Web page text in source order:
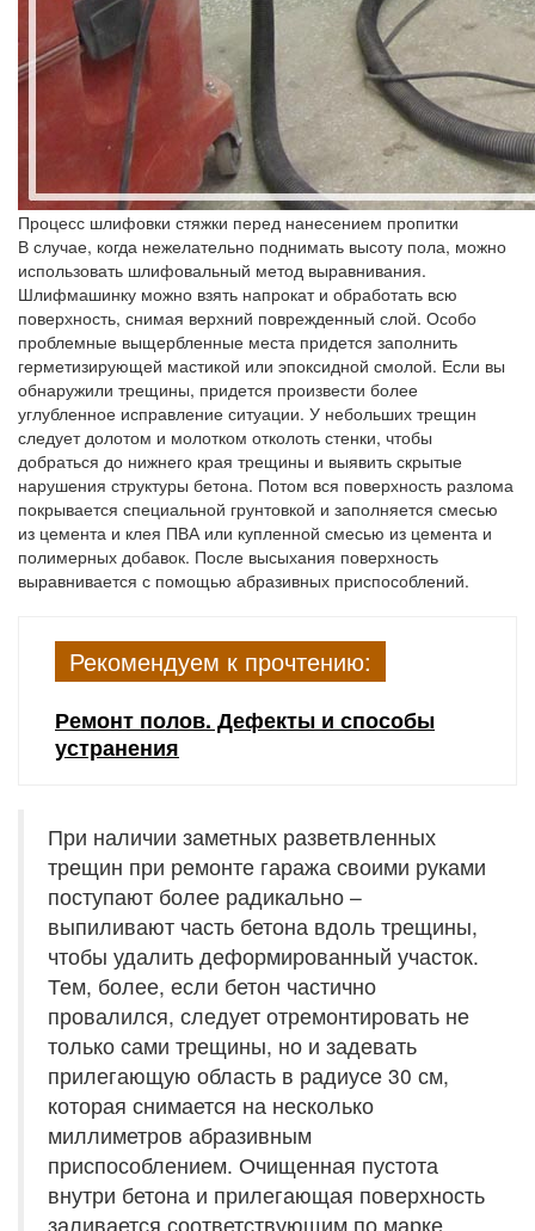
Процесс шлифовки стяжки перед нанесением пропитки
В случае, когда нежелательно поднимать высоту пола, можно
использовать шлифовальный метод выравнивания.
Шлифмашинку можно взять напрокат и обработать всю
поверхность, снимая верхний поврежденный слой. Особо
проблемные выщербленные места придется заполнить
герметизирующей мастикой или эпоксидной смолой. Если вы
обнаружили трещины, придется произвести более
углубленное исправление ситуации. У небольших трещин
следует долотом и молотком отколоть стенки, чтобы
добраться до нижнего края трещины и выявить скрытые
нарушения структуры бетона. Потом вся поверхность разлома
покрывается специальной грунтовкой и заполняется смесью
из цемента и клея ПВА или купленной смесью из цемента и
полимерных добавок. После высыхания поверхность
выравнивается с помощью абразивных приспособлений.
Рекомендуем к прочтению:
Ремонт полов. Дефекты и способы
устранения
При наличии заметных разветвленных
трещин при ремонте гаража своими руками
поступают более радикально –
выпиливают часть бетона вдоль трещины,
чтобы удалить деформированный участок.
Тем, более, если бетон частично
провалился, следует отремонтировать не
только сами трещины, но и задевать
прилегающую область в радиусе 30 см,
которая снимается на несколько
миллиметров абразивным
приспособлением. Очищенная пустота
внутри бетона и прилегающая поверхность
заливается соответствующим по марке